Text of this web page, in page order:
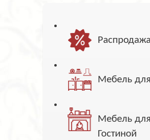
Распродажа
Мебель
Мебель для
Гостиной